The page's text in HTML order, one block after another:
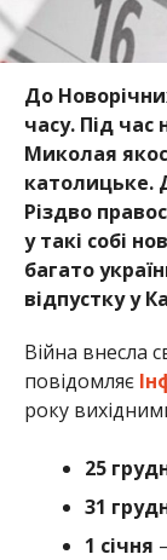
До
часу. Під
Миколая
католицьке.
Різдво
у такі собі
багато
відпустку у
Війна внесла
повідомляє
року
25
31
1 січня